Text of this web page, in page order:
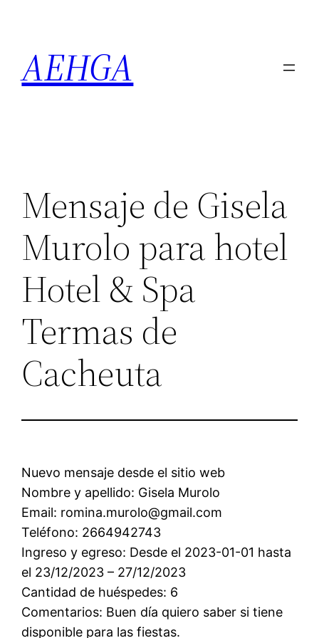
contenido
AEHGA
Mensaje de Gisela
Murolo para hotel
Hotel & Spa
Termas de
Cacheuta
Nuevo mensaje desde el sitio web
Nombre y apellido: Gisela Murolo
Email: romina.murolo@gmail.com
Teléfono: 2664942743
Ingreso y egreso: Desde el 2023-01-01 hasta
el 23/12/2023 – 27/12/2023
Cantidad de huéspedes: 6
Comentarios: Buen día quiero saber si tiene
disponible para las fiestas.